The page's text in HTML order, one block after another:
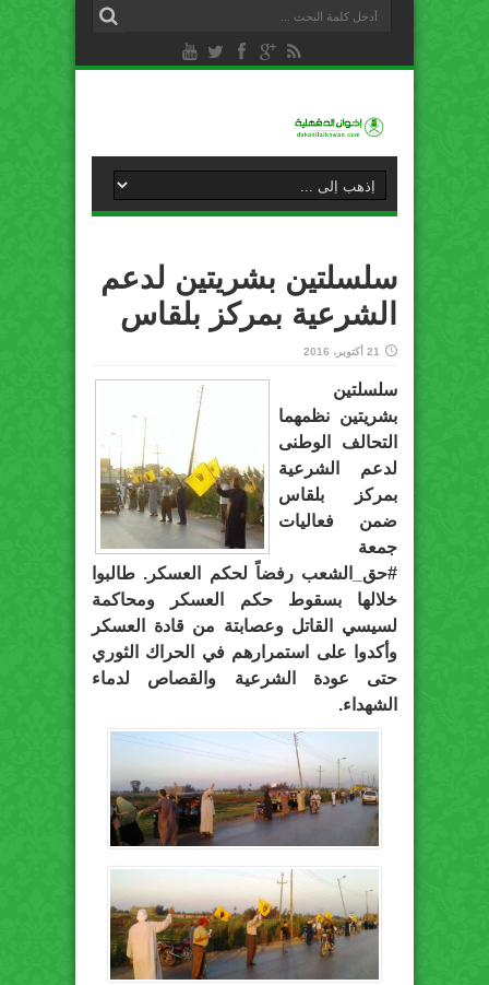
سلسلتين بشريتين لدعم
الشرعية بمركز بلقاس
21 أكتوبر، 2016
سلسلتين
بشريتين نظمهما
التحالف الوطنى
لدعم الشرعية
بمركز بلقاس
ضمن فعاليات
جمعة
#حق_الشعب رفضاً لحكم العسكر. طالبوا
خلالها بسقوط حكم العسكر ومحاكمة
لسيسي القاتل وعصابتة من قادة العسكر
وأكدوا على استمرارهم في الحراك الثوري
حتى عودة الشرعية والقصاص لدماء
الشهداء.